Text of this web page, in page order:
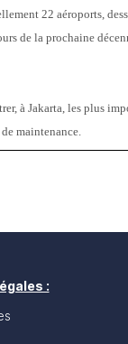
22 aéroports,
de la prochaine
à Jakarta, les plus
maintenance.
: